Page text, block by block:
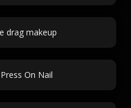
drag makeup
On Nail